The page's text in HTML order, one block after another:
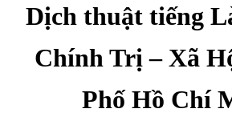
Dịch thuật tiếng
Chính Trị – Xã
Phố Hồ Chí